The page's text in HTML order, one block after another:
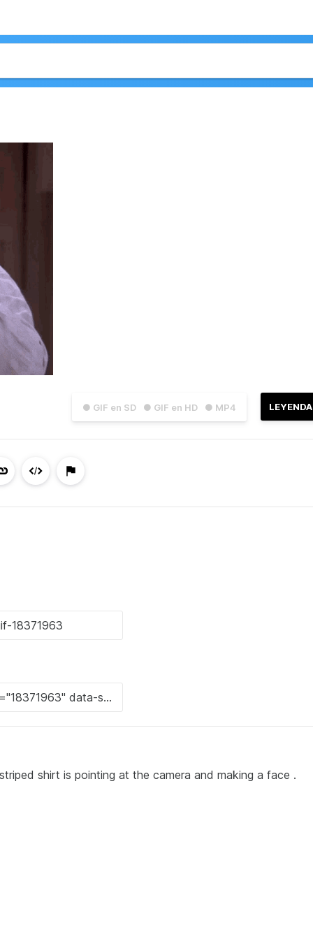
● GIF en SD ● GIF en HD ● MP4 LEYENDA
shirt is pointing at the camera and making a face .